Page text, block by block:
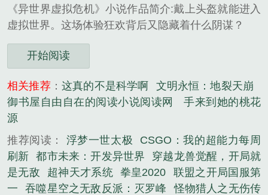
《异世界虚拟危机》小说作品简介:戴上头盔就能进入
虚拟世界。这场体验狂欢背后又隐藏着什么阴谋？
开始阅读
相关推荐： 这真的不是科学啊
文明永恒：地裂天崩
御书屋自由自在的阅读小说阅读网
手来到她的桃花
源
推荐阅读： 浮梦一世太极
CSGO：我的超能力每周
刷新
都市未来：开发异世界
穿越龙兽觉醒，开局就
是无敌
超神天才系统 拳皇2020
联盟之开局国服第
一
吞噬星空之无敌反派：灭罗峰
怪物猎人之无伤传